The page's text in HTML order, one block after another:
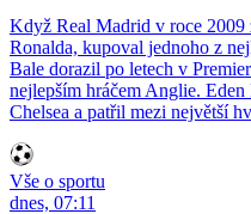
Když Real Madrid v roce 2009
Ronalda, kupoval jednoho z
Bale dorazil po letech v
nejlepším hráčem Anglie.
Chelsea a patřil mezi největší
Vše o sportu
dnes, 07:11